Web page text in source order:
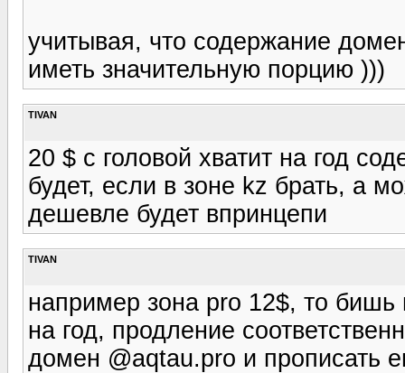
учитывая, что содержание
иметь значительную порцию )))
TIVAN
20 $ с головой хватит на год
будет, если в зоне kz брать, а
дешевле будет впринцепи
TIVAN
например зона pro 12$, то бишь
на год, продление
домен @aqtau.pro и прописать